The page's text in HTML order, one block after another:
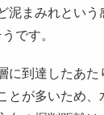
泥まみれという
です。
に到達したあた
とが多いため、